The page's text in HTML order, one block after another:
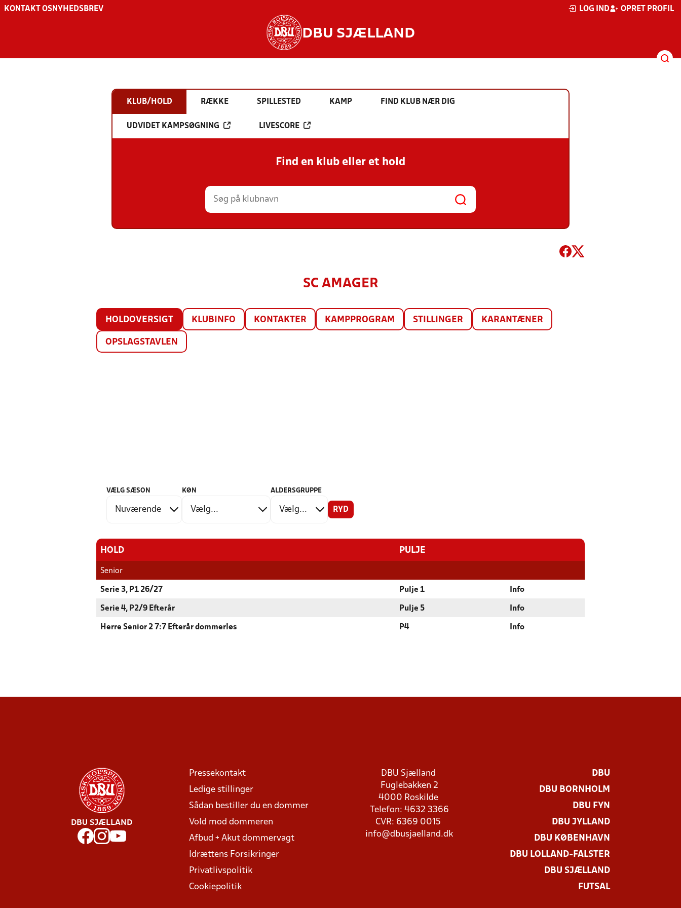
KONTAKT OS NYHEDSBREV LOG IND OPRET PROFIL
DBU SJÆLLAND
KLUB/HOLD RÆKKE SPILLESTED KAMP FIND KLUB NÆR DIG
UDVIDET KAMPSØGNING LIVESCORE
Find en klub eller et hold
SC AMAGER
HOLDOVERSIGT KLUBINFO KONTAKTER KAMPPROGRAM STILLINGER KARANTÆNER
OPSLAGSTAVLEN
VÆLG SÆSON KØN ALDERSGRUPPE
RYD
HOLD PULJE
Senior
Serie 3, P1 26/27 Pulje 1 Info
Serie 4, P2/9 Efterår Pulje 5 Info
Herre Senior 2 7:7 Efterår dommerløs P4 Info
DBU SJÆLLAND
Pressekontakt
Ledige stillinger
Sådan bestiller du en dommer
Vold mod dommeren
Afbud + Akut dommervagt
Idrættens Forsikringer
Privatlivspolitik
Cookiepolitik
DBU Sjælland
Fuglebakken 2
4000 Roskilde
Telefon: 4632 3366
CVR: 6369 0015
info@dbusjaelland.dk
DBU
DBU BORNHOLM
DBU FYN
DBU JYLLAND
DBU KØBENHAVN
DBU LOLLAND-FALSTER
DBU SJÆLLAND
FUTSAL